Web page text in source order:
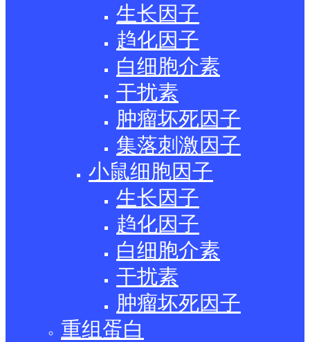
生长因子
趋化因子
白细胞介素
干扰素
肿瘤坏死因子
集落刺激因子
小鼠细胞因子
生长因子
趋化因子
白细胞介素
干扰素
肿瘤坏死因子
重组蛋白